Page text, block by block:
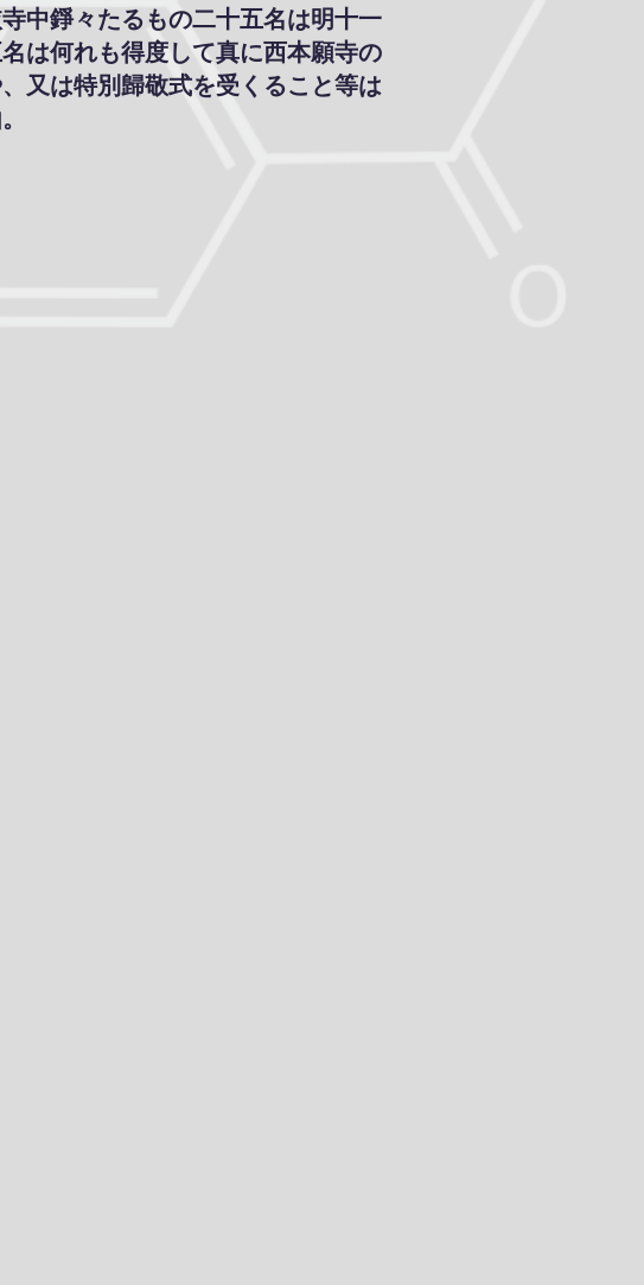
中錚々たるもの二十五名は明十一
は何れも得度して真に西本願寺の
又は特別歸敬式を受くること等は